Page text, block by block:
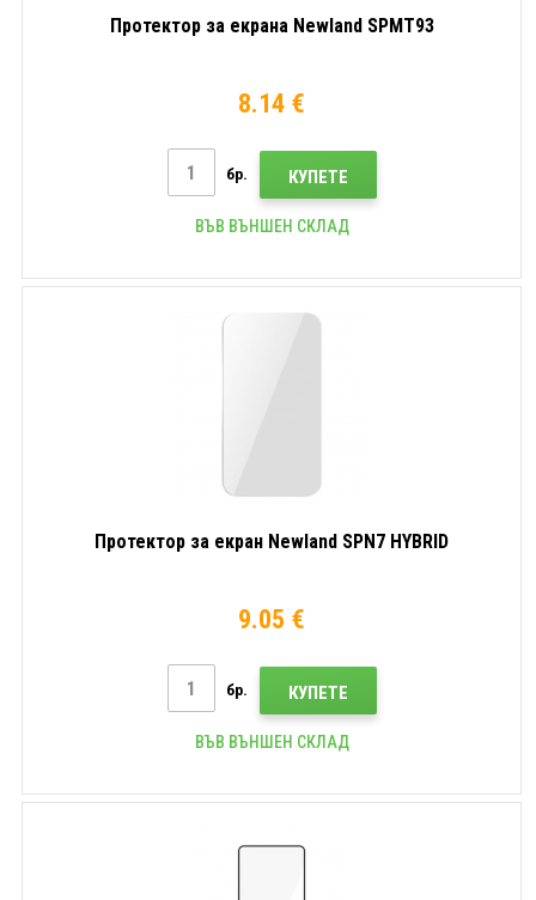
Протектор за екрана Newland SPMT93
8.14 €
бр. КУПЕТЕ
ВЪВ ВЪНШЕН СКЛАД
Протектор за екран Newland SPN7 HYBRID
9.05 €
бр. КУПЕТЕ
ВЪВ ВЪНШЕН СКЛАД